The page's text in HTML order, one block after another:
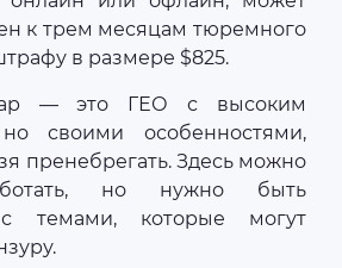
к трем месяцам тюремного
в размере $825.
— это ГЕО с высоким
своими особенностями,
пренебрегать. Здесь можно
но нужно быть
с темами, которые могут